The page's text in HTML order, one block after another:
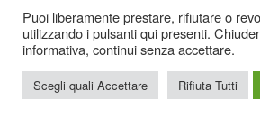
Puoi liberamente prestare, rifiutare o
utilizzando i pulsanti qui presenti.
informativa, continui senza accettare.
Scegli quali Accettare Rifiuta Tutti